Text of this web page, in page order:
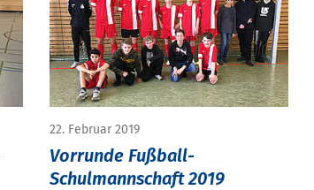
22. Februar 2019
Vorrunde Fußball-
Schulmannschaft 2019